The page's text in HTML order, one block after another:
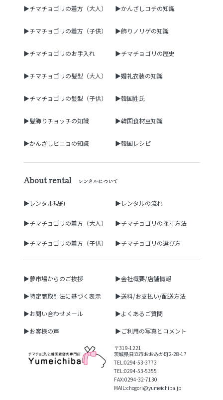
▶チマチョゴリの着方（大人）
▶かんざしコチの知識
▶チマチョゴリの着方（子供） ▶飾りノリゲの知識
▶チマチョゴリのお手入れ ▶チマチョゴリの歴史
▶チマチョゴリの髪型（大人） ▶婚礼衣装の知識
▶チマチョゴリの髪型（子供） ▶韓国姓氏
▶髪飾りチョッチの知識 ▶韓国食材豆知識
▶かんざしピニョの知識 ▶韓国レシピ
About rental レンタルについて
▶レンタル規約 ▶レンタルの流れ
▶チマチョゴリの着方（大人） ▶チマチョゴリの採寸方法
▶チマチョゴリの着方（子供） ▶チマチョゴリの選び方
▶夢市場からのご挨拶 ▶会社概要/店舗情報
▶特定商取引法に基づく表示 ▶送料/お支払い/配送方法
▶お問い合わせメール ▶よくあるご質問
▶お客様の声 ▶ご利用の写真とコメント
〒319-1221
茨城県日立市おおみか町2-28-17
TEL:0294-53-3773
TEL:0294-53-5355
FAX:0294-32-7130
MAIL:chogori@yumeichiba.jp